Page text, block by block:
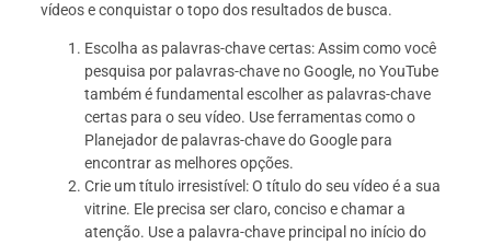
vídeos e conquistar o topo dos resultados de busca.
Escolha as palavras-chave certas: Assim como você
pesquisa por palavras-chave no Google, no YouTube
também é fundamental escolher as palavras-chave
certas para o seu vídeo. Use ferramentas como o
Planejador de palavras-chave do Google para
encontrar as melhores opções.
Crie um título irresistível: O título do seu vídeo é a sua
vitrine. Ele precisa ser claro, conciso e chamar a
atenção. Use a palavra-chave principal no início do